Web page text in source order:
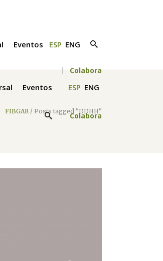
Eventos ESP ENG
Colabora
Eventos ESP ENG
Colabora
FIBGAR / Posts tagged "DDHH"